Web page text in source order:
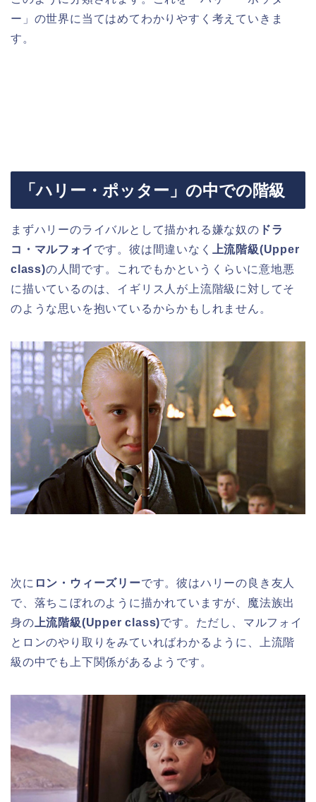
ー」の世界に当てはめてわかりやすく考えていきま
す。
「ハリー・ポッター」の中での階級
まずハリーのライバルとして描かれる嫌な奴の ドラ
コ・マルフォイ です。彼は間違いなく
上流階級(Upper
class)の人間です。これでもかというくらいに意地悪
に描いているのは、イギリス人が上流階級に対してそ
のような思いを抱いているからかもしれません。
次に ロン・ウィーズリーです。彼はハリーの良き友人
で、落ちこぼれのように描かれていますが、魔法族出
身の 上流階級(Upper class)です。ただし、マルフォイ
とロンのやり取りをみていればわかるように、上流階
級の中でも上下関係があるようです。